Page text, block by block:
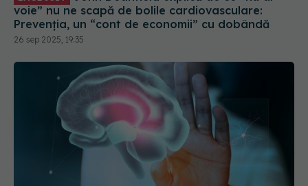
26 sep 2025, 19:35